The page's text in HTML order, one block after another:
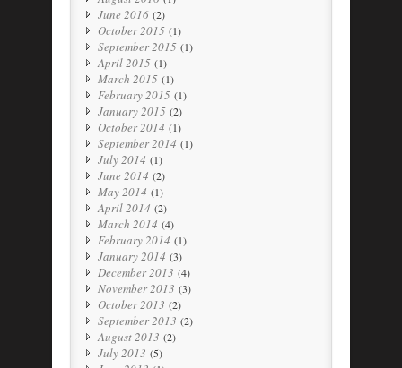
June 2016 (2)
October 2015 (1)
September 2015 (1)
April 2015 (1)
March 2015 (1)
February 2015 (1)
January 2015 (2)
October 2014 (1)
September 2014 (1)
July 2014 (1)
June 2014 (2)
May 2014 (1)
April 2014 (2)
March 2014 (4)
February 2014 (1)
January 2014 (3)
December 2013 (4)
November 2013 (3)
October 2013 (2)
September 2013 (2)
August 2013 (2)
July 2013 (5)